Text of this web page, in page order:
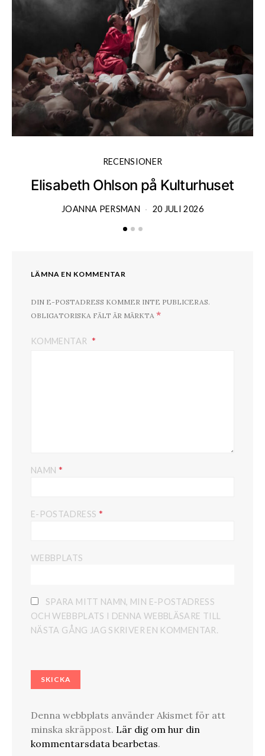
RECENSIONER
Elisabeth Ohlson på Kulturhuset
JOANNA PERSMAN 20 JULI 2026
LÄMNA EN KOMMENTAR
DIN E-POSTADRESS KOMMER INTE PUBLICERAS.
OBLIGATORISKA FÄLT ÄR MÄRKTA *
KOMMENTAR
NAMN *
E-POSTADRESS *
WEBBPLATS
SPARA MITT NAMN, MIN E-POSTADRESS
OCH WEBBPLATS I DENNA WEBBLÄSARE TILL
NÄSTA GÅNG JAG SKRIVER EN KOMMENTAR.
Denna webbplats använder Akismet för att
minska skräppost. Lär dig om hur din
kommentarsdata bearbetas.